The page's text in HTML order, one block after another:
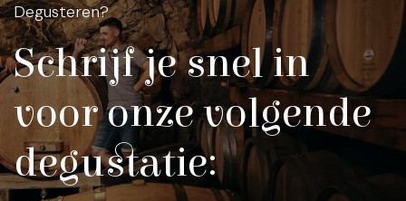
Degusteren?
Schrijf je snel in
voor onze volgende
degustatie: